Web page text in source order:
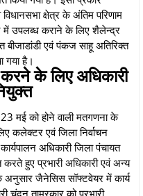
क्षेत्र के अंतिम परिणाम
में उपलब्ध कराने के लिए शैलेन्द्र
बीजाडांडी एवं पंकज साहू अतिरिक्त
गया है।
के लिए अधिकारी
मई को होने वाली मतगणना के
कलेक्टर एवं जिला निर्वाचन
अधिकारी जिला पंचायत
हुए प्रभारी अधिकारी एवं अन्य
अनुसार जैनेसिस सॉफ्टवेयर में कार्य
चंदन ताम्रकार को प्रभारी